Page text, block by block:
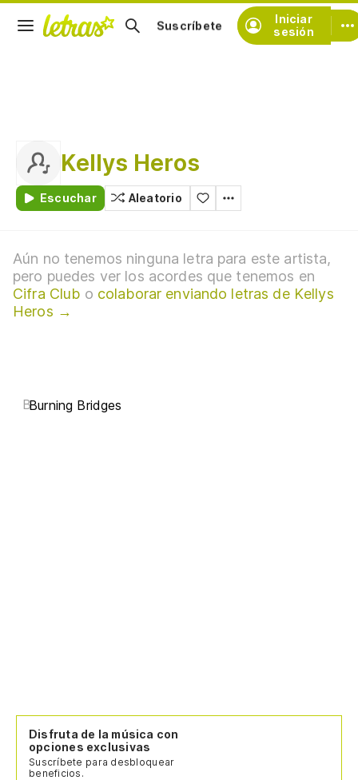
Iniciar
sesión
Suscríbete
Kellys Heros
Escuchar Aleatorio
Aún no tenemos ninguna letra para este artista,
pero puedes ver los acordes que tenemos en
Cifra Club o colaborar enviando letras de Kellys
Heros →
BBurning Bridges
Disfruta de la música con
opciones exclusivas
Suscríbete para desbloquear
beneficios.